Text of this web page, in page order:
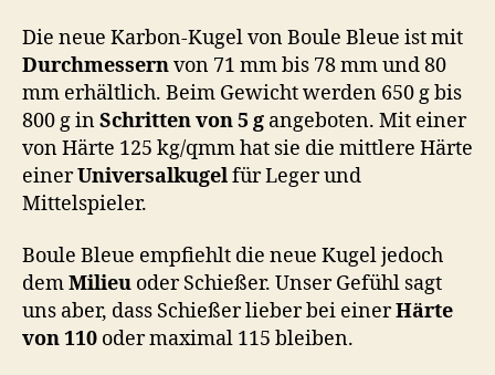
Die neue Karbon-Kugel von Boule Bleue ist mit
Durchmessernvon 71 mm bis 78 mm und 80
mm erhältlich. Beim Gewicht werden 650 g bis
800 g inSchritten von 5 g angeboten. Mit einer
von Härte 125 kg/qmm hat sie die mittlere Härte
einerUniversalkugelfür Leger und
Mittelspieler.
Boule Bleue empfiehlt die neue Kugel jedoch
demMilieu oder Schießer. Unser Gefühl sagt
uns aber, dass Schießer lieber bei einerHärte
von 110 oder maximal 115 bleiben.